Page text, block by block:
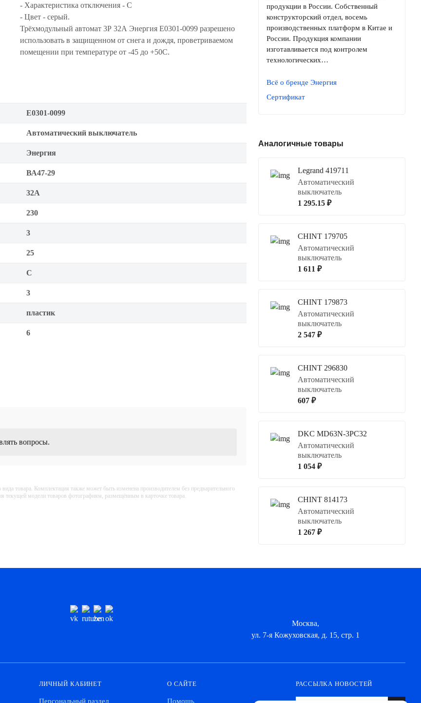
- Характеристика отключения - С
- Цвет - серый.
Трёхмодульный автомат 3Р 32А Энергия Е0301-0099 разрешено
использовать в защищенном от снега и дождя, проветриваемом
помещении при температуре от -45 до +50С.
Е0301-0099
Автоматический выключатель
Энергия
ВА47-29
32А
230
3
25
C
3
пластик
6
вопросы.
товара. Комплектация также может быть изменена производителем без предварительного
текущей модели товаров фотографиям, размещённым в карточке товара.
продукции в России. Собственный
конструкторский отдел, восемь
производственных платформ в Китае и
России. Продукция компании
изготавливается под контролем
технологических…
Всё о бренде Энергия
Сертификат
Аналогичные товары
Legrand 419711
Автоматический
выключатель
1 295.15 ₽
CHINT 179705
Автоматический
выключатель
1 611 ₽
CHINT 179873
Автоматический
выключатель
2 547 ₽
CHINT 296830
Автоматический
выключатель
607 ₽
DKC MD63N-3PC32
Автоматический
выключатель
1 054 ₽
CHINT 814173
Автоматический
выключатель
1 267 ₽
Москва,
ул. 7-я Кожуховская, д. 15, стр. 1
ЛИЧНЫЙ КАБИНЕТ
Персональный раздел
О САЙТЕ
Помощь
РАССЫЛКА НОВОСТЕЙ